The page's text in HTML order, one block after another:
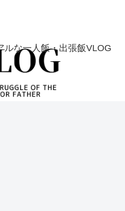
ルな一人飯・出張飯VLOG